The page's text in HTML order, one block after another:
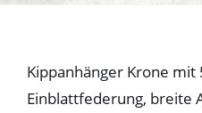
Kippanhänger Krone mit
Einblattfederung, breite